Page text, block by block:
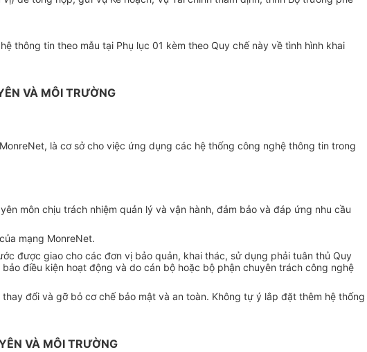
thông tin theo mẫu tại Phụ lục 01 kèm theo Quy chế này về tình hình khai
VÀ MÔI TRƯỜNG
là cơ sở cho việc ứng dụng các hệ thống công nghệ thông tin trong
môn chịu trách nhiệm quản lý và vận hành, đảm bảo và đáp ứng nhu cầu
mạng MonreNet.
được giao cho các đơn vị bảo quản, khai thác, sử dụng phải tuân thủ Quy
điều kiện hoạt động và do cán bộ hoặc bộ phận chuyên trách công nghệ
đổi và gỡ bỏ cơ chế bảo mật và an toàn. Không tự ý lắp đặt thêm hệ thống
VÀ MÔI TRƯỜNG